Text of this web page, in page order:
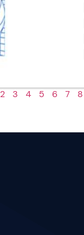
2 3 4 5 6 7 8